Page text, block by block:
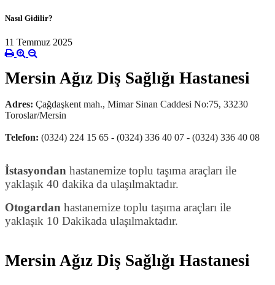
Nasıl Gidilir?
11 Temmuz 2025
Mersin Ağız Diş Sağlığı Hastanesi
Adres: Çağdaşkent mah., Mimar Sinan Caddesi No:75, 33230
Toroslar/Mersin
Telefon: (0324) 224 15 65 - (0324) 336 40 07 - (0324) 336 40 08
İstasyondan hastanemize toplu taşıma araçları ile
yaklaşık 40 dakika da ulaşılmaktadır.
Otogardan hastanemize toplu taşıma araçları ile
yaklaşık 10 Dakikada ulaşılmaktadır.
Mersin Ağız Diş Sağlığı Hastanesi